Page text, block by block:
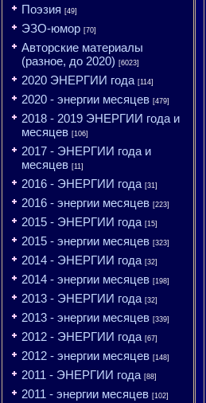
Поэзия [49]
ЭЗО-юмор [70]
Авторские материалы
(разное, до 2020) [6023]
2020 ЭНЕРГИИ года [114]
2020 - энергии месяцев [479]
2018 - 2019 ЭНЕРГИИ года и
месяцев [106]
2017 - ЭНЕРГИИ года и
месяцев [11]
2016 - ЭНЕРГИИ года [31]
2016 - энергии месяцев [223]
2015 - ЭНЕРГИИ года [15]
2015 - энергии месяцев [323]
2014 - ЭНЕРГИИ года [32]
2014 - энергии месяцев [198]
2013 - ЭНЕРГИИ года [32]
2013 - энергии месяцев [339]
2012 - ЭНЕРГИИ года [67]
2012 - энергии месяцев [148]
2011 - ЭНЕРГИИ года [88]
2011 - энергии месяцев [102]